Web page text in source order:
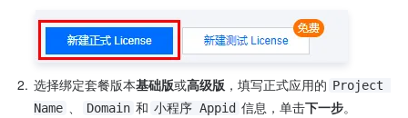
2. 选择绑定套餐版本基础版或高级版 ，填写正式应用的 Project
Name 、 Domain 和 小程序 Appid 信息，单击下一步。